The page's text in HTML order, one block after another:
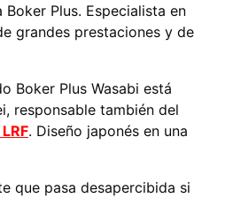
Plus. Especialista en
grandes prestaciones y de
Boker Plus Wasabi está
responsable también del
. Diseño japonés en una
que pasa desapercibida si